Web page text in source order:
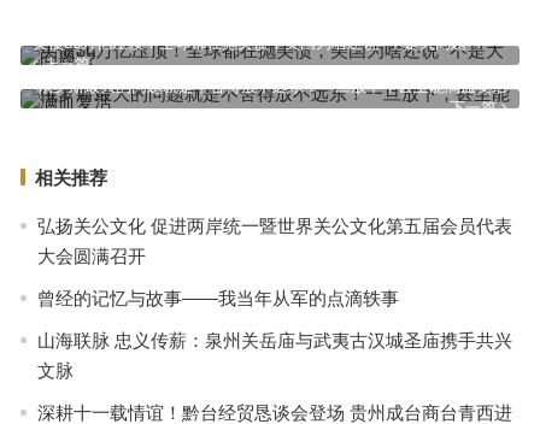
上一篇
美债36万亿压顶！全球都在抛美债，美国为啥还说 “不是大问题”？
下一篇
俄罗斯最大的问题就是不舍得放不远东！一旦放下，甚至能满血复活
相关推荐
弘扬关公文化 促进两岸统一暨世界关公文化第五届会员代表
大会圆满召开
曾经的记忆与故事——我当年从军的点滴轶事
山海联脉 忠义传薪：泉州关岳庙与武夷古汉城圣庙携手共兴
文脉
深耕十一载情谊！黔台经贸恳谈会登场 贵州成台商台青西进